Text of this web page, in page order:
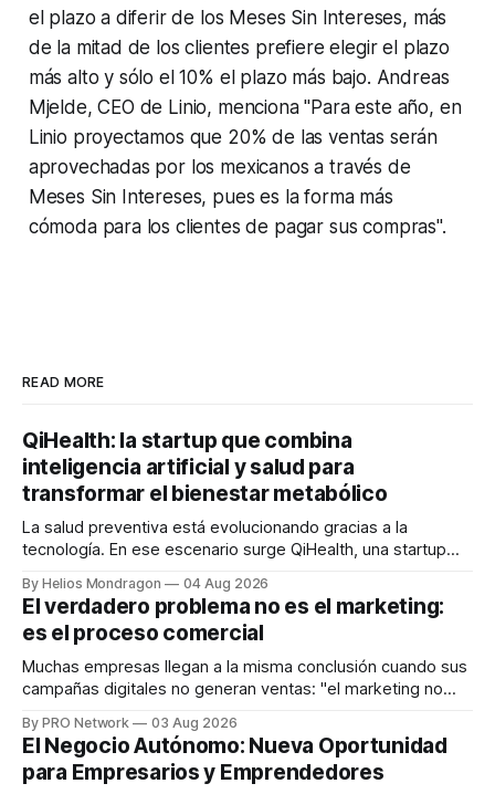
el plazo a diferir de los Meses Sin Intereses, más
de la mitad de los clientes prefiere elegir el plazo
más alto y sólo el 10% el plazo más bajo. Andreas
Mjelde, CEO de Linio, menciona "Para este año, en
Linio proyectamos que 20% de las ventas serán
aprovechadas por los mexicanos a través de
Meses Sin Intereses, pues es la forma más
cómoda para los clientes de pagar sus compras".
READ MORE
QiHealth: la startup que combina
inteligencia artificial y salud para
transformar el bienestar metabólico
La salud preventiva está evolucionando gracias a la
tecnología. En ese escenario surge QiHealth, una startup
dispositivos inteligentes, inteligencia artificial y monitoreo
en tiempo real para ayudar a las personas a tomar mejores
decisiones sobre su salud metabólica. Su propuesta busca
responder
By Helios Mondragon 04 Aug 2026
El verdadero problema no es el marketing:
es el proceso comercial
Muchas empresas llegan a la misma conclusión cuando sus
campañas digitales no generan ventas: "el marketing no
INTERIUS, el problema suele estar en otro lugar. Durante
una entrevista para el podcast SER PRO, el especialista en
marketing digital explicó que
By PRO Network 03 Aug 2026
El Negocio Autónomo: Nueva Oportunidad
para Empresarios y Emprendedores